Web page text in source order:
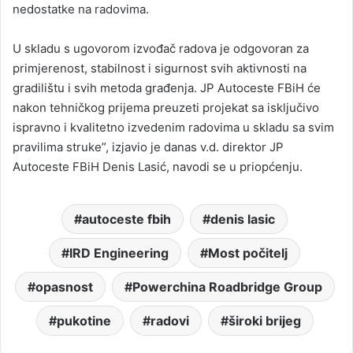
nedostatke na radovima.
U skladu s ugovorom izvođač radova je odgovoran za
primjerenost, stabilnost i sigurnost svih aktivnosti na
gradilištu i svih metoda građenja. JP Autoceste FBiH će
nakon tehničkog prijema preuzeti projekat sa isključivo
ispravno i kvalitetno izvedenim radovima u skladu sa svim
pravilima struke”, izjavio je danas v.d. direktor JP
Autoceste FBiH Denis Lasić, navodi se u priopćenju.
autoceste fbih denis lasic
IRD Engineering Most počitelj
opasnost Powerchina Roadbridge Group
pukotine radovi široki brijeg